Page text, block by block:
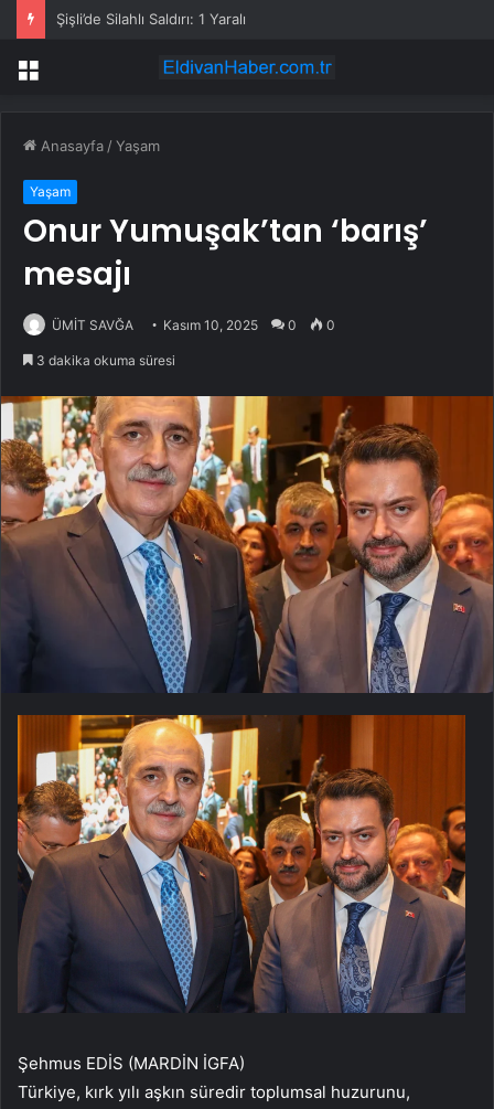
Şişli’de Silahlı Saldırı: 1 Yaralı
Menü
Anasayfa /Yaşam
Yaşam
Onur Yumuşak’tan ‘barış’
mesajı
ÜMİT SAVĞA Kasım 10, 2025 0 0
3 dakika okuma süresi
Şehmus EDİS (MARDİN İGFA)
Türkiye, kırk yılı aşkın süredir toplumsal huzurunu,